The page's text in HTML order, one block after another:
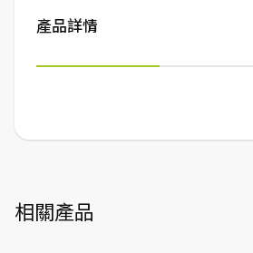
產品詳情
相關產品